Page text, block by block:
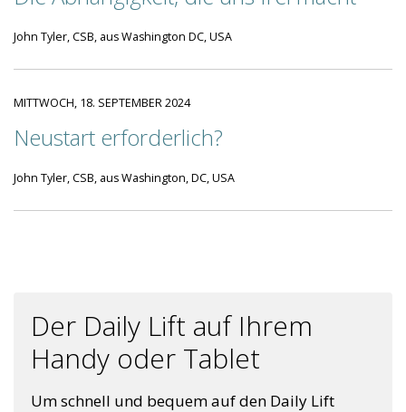
John Tyler, CSB, aus Washington DC, USA
MITTWOCH, 18. SEPTEMBER 2024
Neustart erforderlich?
John Tyler, CSB, aus Washington, DC, USA
Der Daily Lift auf Ihrem
Handy oder Tablet
Um schnell und bequem auf den Daily Lift